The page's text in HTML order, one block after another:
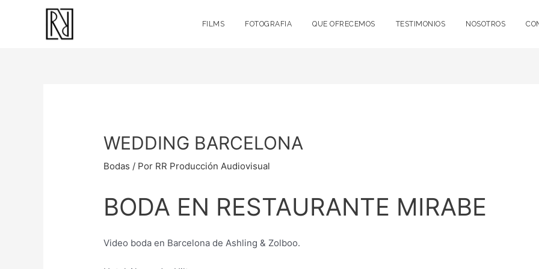
FILMS FOTOGRAFIA QUE OFRECEMOS TESTIMONIOS NOSOTROS
WEDDING BARCELONA
Bodas / Por RR Producción Audiovisual
BODA EN RESTAURANTE MIRABE
Video boda en Barcelona de Ashling & Zolboo.